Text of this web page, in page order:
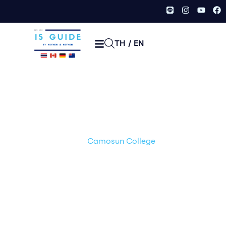
TH / EN
วิทยาลัย/
Camosun College